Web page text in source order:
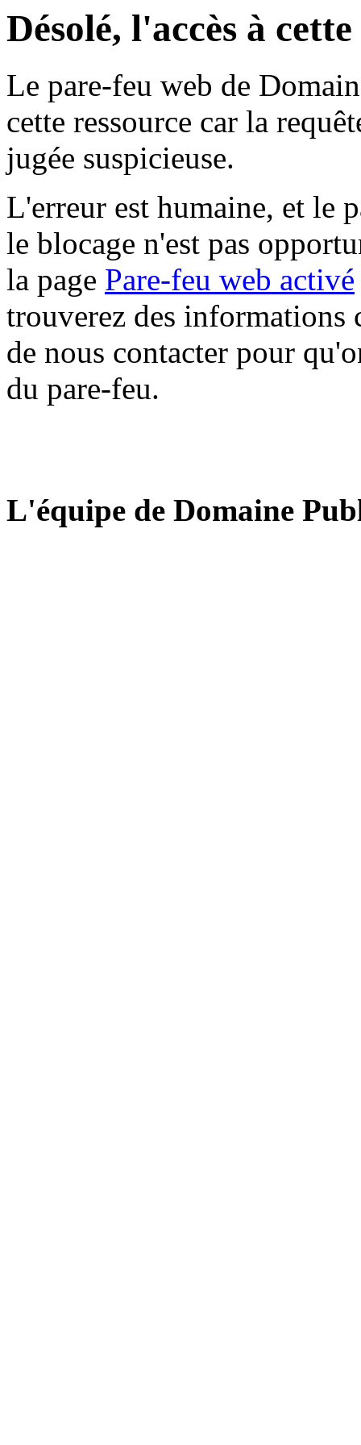
Désolé, l'accès à
Le pare-feu web de
cette ressource car la
jugée suspicieuse.
L'erreur est humaine, et le
le blocage n'est pas
la page Pare-feu web activé
trouverez des informations
de nous contacter pour
du pare-feu.
L'équipe de Domaine